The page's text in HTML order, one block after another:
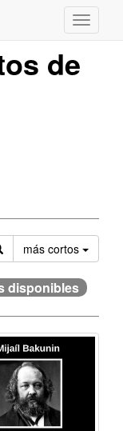
de
más cortos
disponibles